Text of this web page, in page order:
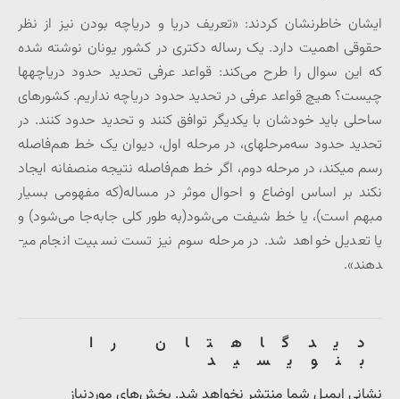
ایشان خاطرنشان کردند: «تعریف دریا و دریاچه بودن نیز از نظر
حقوقی اهمیت دارد. یک رساله دکتری در کشور یونان نوشته شده
که این سوال را طرح می‌کند: قواعد عرفی تحدید حدود دریاچه­ها
چیست؟ هیچ قواعد عرفی در تحدید حدود دریاچه نداریم. کشورهای
ساحلی باید خودشان با یکدیگر توافق کنند و تحدید حدود کنند. در
تحدید حدود سه‌مرحله­ای، در مرحله اول، دیوان یک خط هم‌فاصله
رسم می­کند، در مرحله دوم، اگر خط هم‌فاصله نتیجه منصفانه ایجاد
نکند بر اساس اوضاع و احوال موثر در مساله(که مفهومی بسیار
مبهم است)، یا خط شیفت می‌شود(به طور کلی جابه‌جا می‌شود) و
یا تعدیل خواهد شد. در مرحله سوم نیز تست نسبیت انجام می­
دهند».
دیدگاهتان را
بنویسید